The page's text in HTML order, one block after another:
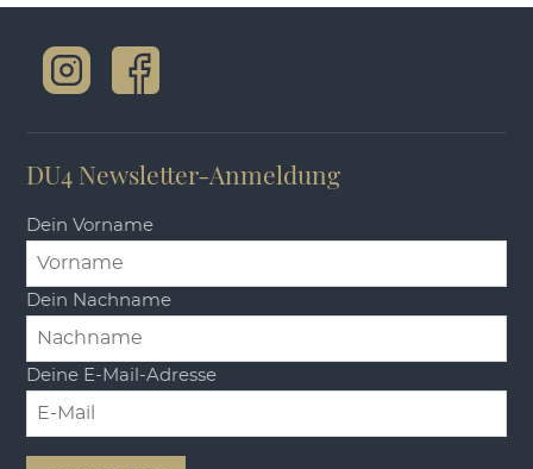
DU4 Newsletter-Anmeldung
Dein Vorname
Dein Nachname
Deine E-Mail-Adresse